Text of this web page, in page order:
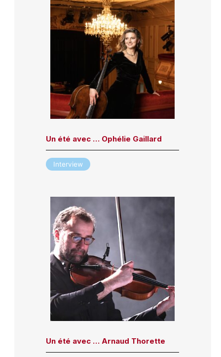
Un été avec … Ophélie Gaillard
Interview
Un été avec … Arnaud Thorette